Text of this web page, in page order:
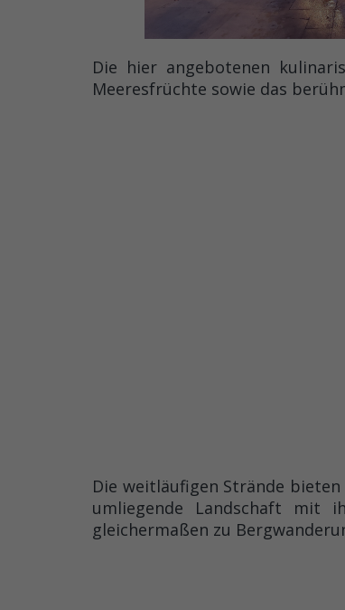
Die hier angebotenen
Meeresfrüchte sowie das
Die weitläufigen Strände
umliegende Landschaft mit
gleichermaßen zu